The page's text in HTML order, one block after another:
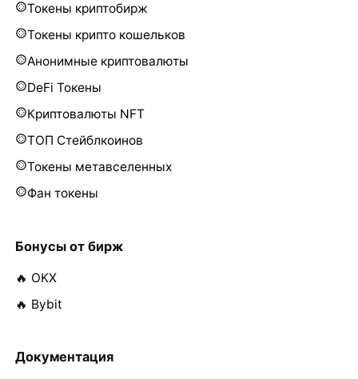
Токены криптобирж
Токены крипто кошельков
Анонимные криптовалюты
DeFi Токены
Криптовалюты NFT
ТОП Стейблкоинов
Токены метавселенных
Фан токены
Бонусы от бирж
🔥 OKX
🔥 Bybit
Документация